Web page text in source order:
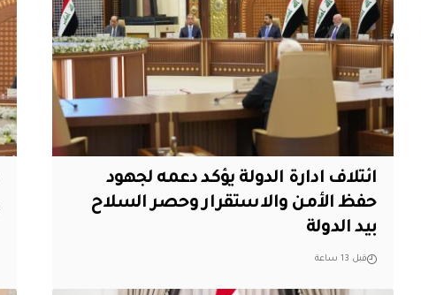
ائتلاف ادارة الدولة يؤكد دعمه لجهود
حفظ الأمن والاستقرار وحصر السلاح
بيد الدولة
قبل 13 ساعة